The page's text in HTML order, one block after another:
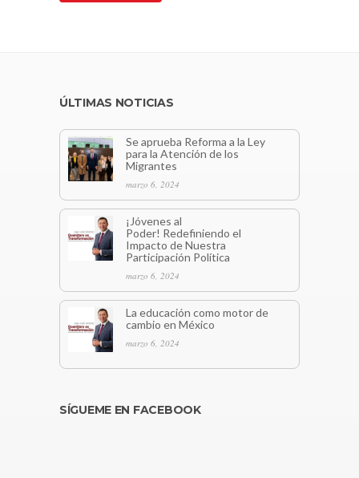
ÚLTIMAS NOTICIAS
Se aprueba Reforma a la Ley
para la Atención de los
Migrantes
marzo 6, 2024
¡Jóvenes al
Poder! Redefiniendo el
Impacto de Nuestra
Participación Política
marzo 6, 2024
La educación como motor de
cambio en México
marzo 6, 2024
SÍGUEME EN FACEBOOK